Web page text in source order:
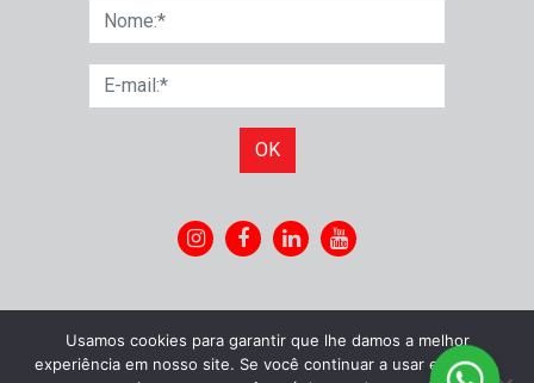
OK
Usamos cookies para garantir que lhe damos a melhor
experiência em nosso site. Se você continuar a usar este site,